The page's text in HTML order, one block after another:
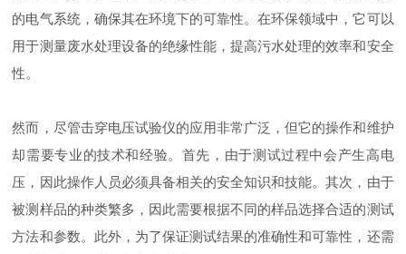
的电气系统，确保其在环境下的可靠性。在环保领域中，它可以
用于测量废水处理设备的绝缘性能，提高污水处理的效率和安全
性。
然而，尽管击穿电压试验仪的应用非常广泛，但它的操作和维护
却需要专业的技术和经验。首先，由于测试过程中会产生高电
压，因此操作人员必须具备相关的安全知识和技能。其次，由于
被测样品的种类繁多，因此需要根据不同的样品选择合适的测试
方法和参数。此外，为了保证测试结果的准确性和可靠性，还需